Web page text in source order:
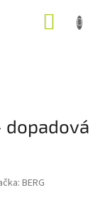
dopadová
BERG